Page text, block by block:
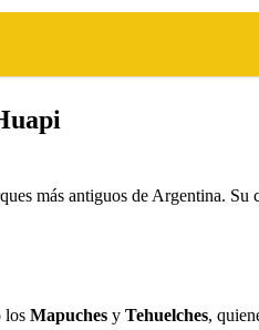
más antiguos de Argentina.
los Mapuches y Tehuelches,